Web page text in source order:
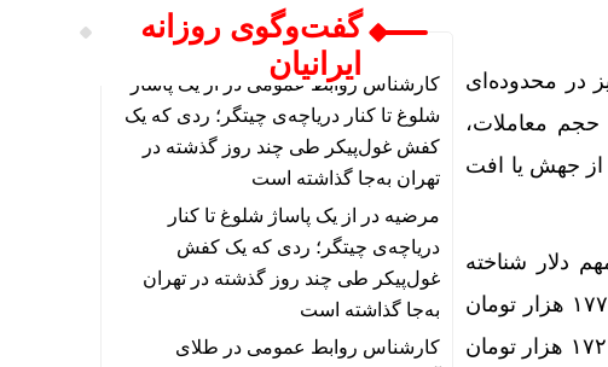
در محدوده‌ای
معاملات،
از جهش یا افت
به عنوان حمایت مهم دلار شناخته
می‌شود و در صورت حفظ این سطح، احتمال بازگشت قیمت به سمت ۱۷۶ هزار تا ۱۷۷ هزار تومان
وجود دارد. اما شکست حمایت ۱۷۴ هزار تومان می‌تواند زمینه اصلاح بیشتر تا حوالی ۱۷۲ هزار تومان
گفت‌وگوی روزانه
ایرانیان
کارشناس روابط عمومی در از یک پاساژ
شلوغ تا کنار دریاچه‌ی چیتگر؛ ردی که یک
کفش غول‌پیکر طی چند روز گذشته در
تهران به‌جا گذاشته است
مرضیه در
از یک پاساژ شلوغ تا کنار
دریاچه‌ی چیتگر؛ ردی که یک کفش
غول‌پیکر طی چند روز گذشته در تهران
به‌جا گذاشته است
کارشناس روابط عمومی در طلای